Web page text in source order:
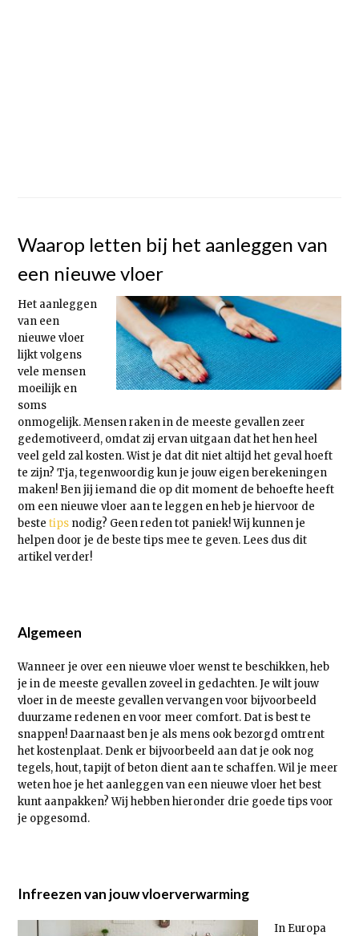
Waarop letten bij het aanleggen van
een nieuwe vloer
Het aanleggen
van een
nieuwe vloer
lijkt volgens
vele mensen
moeilijk en
soms
onmogelijk. Mensen raken in de meeste gevallen zeer
gedemotiveerd, omdat zij ervan uitgaan dat het hen heel
veel geld zal kosten. Wist je dat dit niet altijd het geval hoeft
te zijn? Tja, tegenwoordig kun je jouw eigen berekeningen
maken! Ben jij iemand die op dit moment de behoefte heeft
om een nieuwe vloer aan te leggen en heb je hiervoor de
bestetips nodig? Geen reden tot paniek! Wij kunnen je
helpen door je de beste tips mee te geven. Lees dus dit
artikel verder!
Algemeen
Wanneer je over een nieuwe vloer wenst te beschikken, heb
je in de meeste gevallen zoveel in gedachten. Je wilt jouw
vloer in de meeste gevallen vervangen voor bijvoorbeeld
duurzame redenen en voor meer comfort. Dat is best te
snappen! Daarnaast ben je als mens ook bezorgd omtrent
het kostenplaat. Denk er bijvoorbeeld aan dat je ook nog
tegels, hout, tapijt of beton dient aan te schaffen. Wil je meer
weten hoe je het aanleggen van een nieuwe vloer het best
kunt aanpakken? Wij hebben hieronder drie goede tips voor
je opgesomd.
Infreezen van jouw vloerverwarming
In Europa